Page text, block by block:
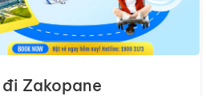
đi Zakopane